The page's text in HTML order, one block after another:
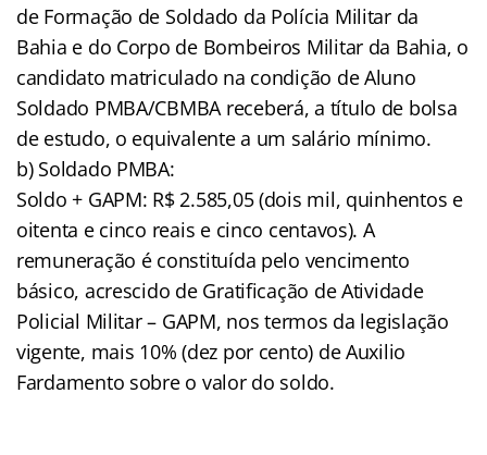
de Formação de Soldado da Polícia Militar da
Bahia e do Corpo de Bombeiros Militar da Bahia, o
candidato matriculado na condição de Aluno
Soldado PMBA/CBMBA receberá, a título de bolsa
de estudo, o equivalente a um salário mínimo.
b) Soldado PMBA:
Soldo + GAPM: R$ 2.585,05 (dois mil, quinhentos e
oitenta e cinco reais e cinco centavos). A
remuneração é constituída pelo vencimento
básico, acrescido de Gratificação de Atividade
Policial Militar – GAPM, nos termos da legislação
vigente, mais 10% (dez por cento) de Auxilio
Fardamento sobre o valor do soldo.